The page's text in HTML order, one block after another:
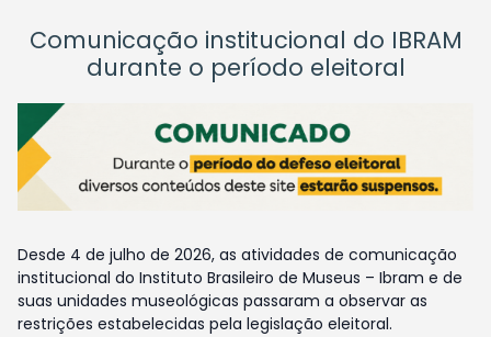
Comunicação institucional do IBRAM
durante o período eleitoral
Desde 4 de julho de 2026, as atividades de comunicação
institucional do Instituto Brasileiro de Museus – Ibram e de
suas unidades museológicas passaram a observar as
restrições estabelecidas pela legislação eleitoral.